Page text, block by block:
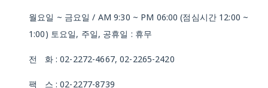
월요일 ~ 금요일 / AM 9:30 ~ PM 06:00 (점심시간 12:00 ~
1:00) 토요일, 주일, 공휴일 : 휴무
전 화 : 02-2272-4667, 02-2265-2420
팩 스 : 02-2277-8739